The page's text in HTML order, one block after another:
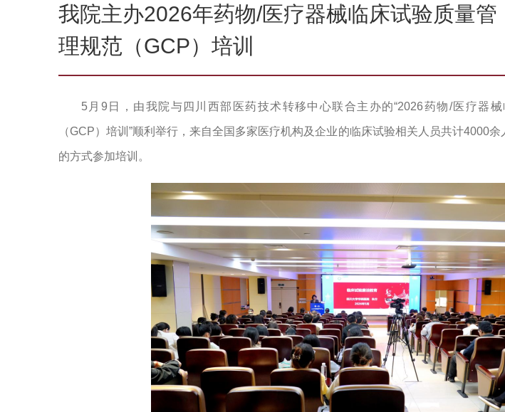
我院主办2026年药物/医疗器械临床试验质量管
理规范（GCP）培训
5月9日，由我院与四川西部医药技术转移中心联合主办的“2026药物/医疗器
（GCP）培训”顺利举行，来自全国多家医疗机构及企业的临床试验相关人员共计4000
的方式参加培训。